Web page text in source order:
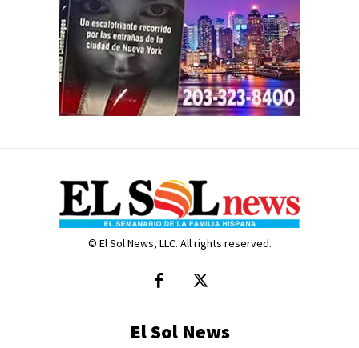
© El Sol News, LLC. All rights reserved.
El Sol News